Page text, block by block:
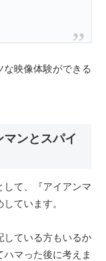
な映像体験ができる
ンとスパイ
して、『アイアンマ
ています。
している方もいるか
マった後に考えま